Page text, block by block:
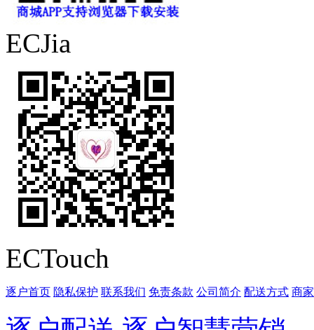
ECJia
ECTouch
逐户首页 隐私保护 联系我们 免责条款 公司简介 配送方式 商